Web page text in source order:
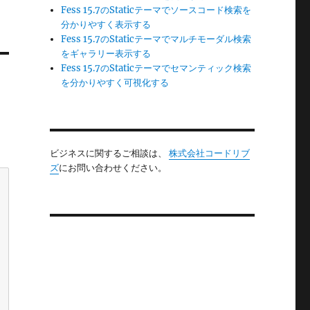
Fess 15.7のStaticテーマでソースコード検索を
分かりやすく表示する
Fess 15.7のStaticテーマでマルチモーダル検索
をギャラリー表示する
Fess 15.7のStaticテーマでセマンティック検索
を分かりやすく可視化する
ビジネスに関するご相談は、 株式会社コードリブ
ズにお問い合わせください。